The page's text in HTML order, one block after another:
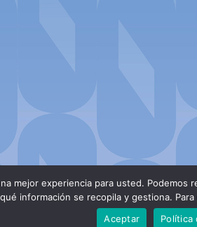
mejor experiencia para usted.
información se recopila y gestiona.
Aceptar
Política